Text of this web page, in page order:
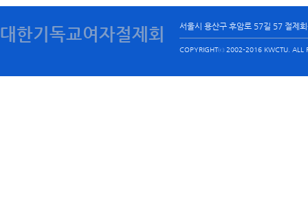
대한기독교여자절제회 서울시 용산구 후암로 57길 57 절제
COPYRIGHTⓒ 2002-2016 KWCTU. ALL